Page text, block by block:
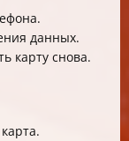
данных.
карту снова.